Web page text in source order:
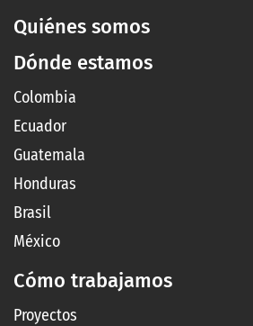
Quiénes somos
Dónde estamos
Colombia
Ecuador
Guatemala
Honduras
Brasil
México
Cómo trabajamos
Proyectos